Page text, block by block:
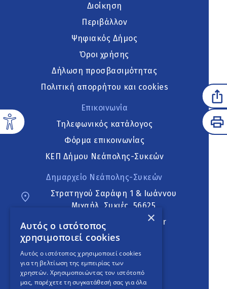
Διοίκηση
Περιβάλλον
Ψηφιακός Δήμος
Όροι χρήσης
Δήλωση προσβασιμότητας
Πολιτική απορρήτου και cookies
Επικοινωνία
Τηλεφωνικός κατάλογος
Φόρμα επικοινωνίας
ΚΕΠ Δήμου Νεάπολης-Συκεών
Δημαρχείο Νεάπολης-Συκεών
Στρατηγού Σαράφη 1 & Ιωάννου
Μιχαήλ, Συκιές, 56625
neapoli.sykies@ddt.gov.gr
Ακολουθήστε
English Version
×
Αυτός ο ιστότοπος
χρησιμοποιεί cookies
Αυτός ο ιστότοπος χρησιμοποιεί cookies
για τη βελτίωση της εμπειρίας των
χρηστών. Χρησιμοποιώντας τον ιστότοπό
μας, παρέχετε τη συγκατάθεσή σας για όλα